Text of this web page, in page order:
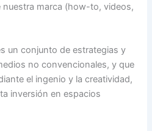
nuestra marca (how-to, videos,
un conjunto de estrategias y
no convencionales, y que
el ingenio y la creatividad,
inversión en espacios